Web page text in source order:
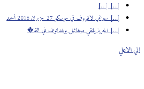
[…] […]
[…] سيرغي لافروف في موسكو 27 حزيران 2016 أحمد
[…] الجربا يلتقي ميخائيل بوغدانوف في القا�
الي الاعلي